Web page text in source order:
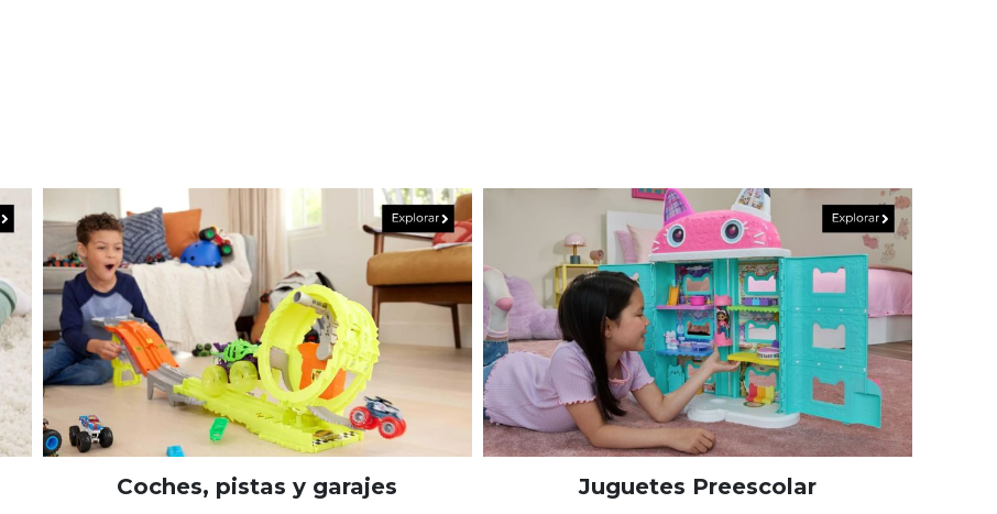
Coches, pistas y garajes Juguetes Preescolar